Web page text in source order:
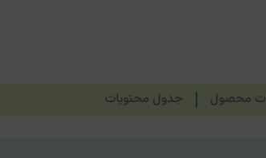
محصول جدول محتویات